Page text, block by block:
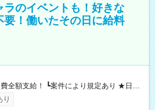
ラのイベントも！好きな
！働いたその日に給料
┗働いたその日に現金GET♪ お仕事後はコ
き落とせます！ 【試用期間】試
り